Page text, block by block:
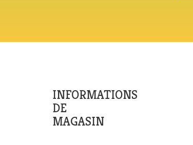
INFORMATIONS
DE
MAGASIN